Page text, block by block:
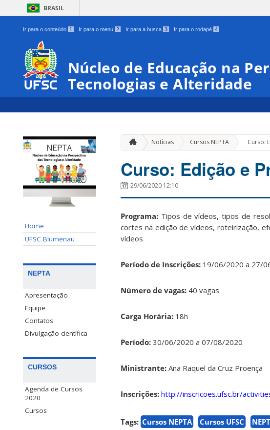
BRASIL
Ir para o conteúdo 1 Ir para o menu 2 Ir para a busca 3 Ir para o rodapé 4
Núcleo de Educação na
Tecnologias e Alteridade
Home
UFSC Blumenau
NEPTA
Apresentação
Equipe
Contatos
Divulgação científica
CURSOS
Agenda de Cursos
2020
Cursos
Notícias Cursos NEPTA » Curso:
Curso: Edição e
29/06/2020 12:10
Programa: Tipos de vídeos, tipos de
cortes na edição de vídeos, roteirização,
vídeos
Período de Inscrições: 19/06/2020 a 27/
Número de vagas: 40 vagas
Carga Horária: 18h
Período: 30/06/2020 a 07/08/2020
Ministrante: Ana Raquel da Cruz Proença
Inscrições: http://inscricoes.ufsc.br/
Tags: Cursos NEPTA Cursos UFSC